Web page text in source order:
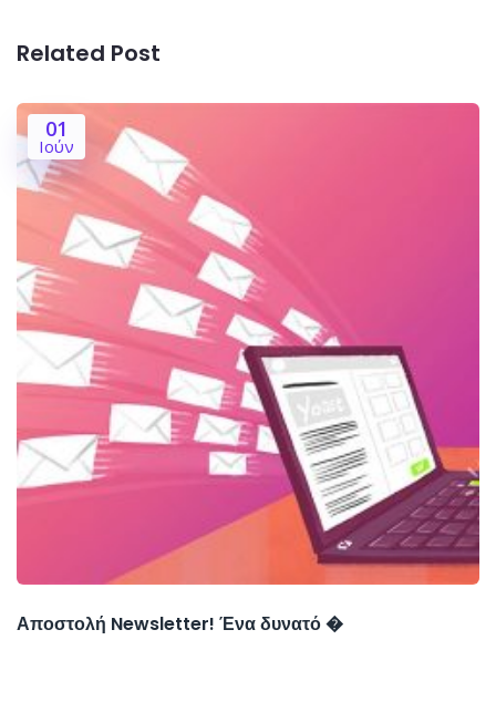
Related Post
01
Ιούν
Αποστολή Newsletter! Ένα δυνατό �